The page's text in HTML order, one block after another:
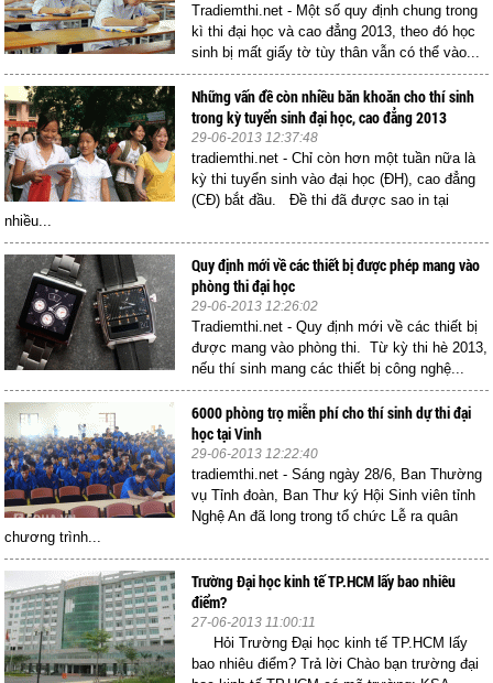
Tradiemthi.net - Một số quy định chung trong
kì thi đại học và cao đẳng 2013, theo đó học
sinh bị mất giấy tờ tùy thân vẫn có thể vào...
Những vấn đề còn nhiều băn khoăn cho thí sinh
trong kỳ tuyển sinh đại học, cao đẳng 2013
29-06-2013 12:37:48
tradiemthi.net - Chỉ còn hơn một tuần nữa là
kỳ thi tuyển sinh vào đại học (ĐH), cao đẳng
(CĐ) bắt đầu. Đề thi đã được sao in tại
nhiều...
Quy định mới về các thiết bị được phép mang vào
phòng thi đại học
29-06-2013 12:26:02
Tradiemthi.net - Quy định mới về các thiết bị
được mang vào phòng thi. Từ kỳ thi hè 2013,
nếu thí sinh mang các thiết bị công nghệ...
6000 phòng trọ miễn phí cho thí sinh dự thi đại
học tại Vinh
29-06-2013 12:22:40
tradiemthi.net - Sáng ngày 28/6, Ban Thường
vụ Tỉnh đoàn, Ban Thư ký Hội Sinh viên tỉnh
Nghệ An đã long trong tổ chức Lễ ra quân
chương trình...
Trường Đại học kinh tế TP.HCM lấy bao nhiêu
điểm?
27-06-2013 11:00:11
Hỏi Trường Đại học kinh tế TP.HCM lấy
bao nhiêu điểm? Trả lời Chào bạn trường đại